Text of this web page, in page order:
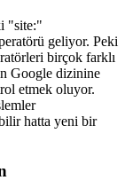
"site:"
geliyor. Peki
birçok farklı
Google dizinine
etmek oluyor.
hatta yeni bir